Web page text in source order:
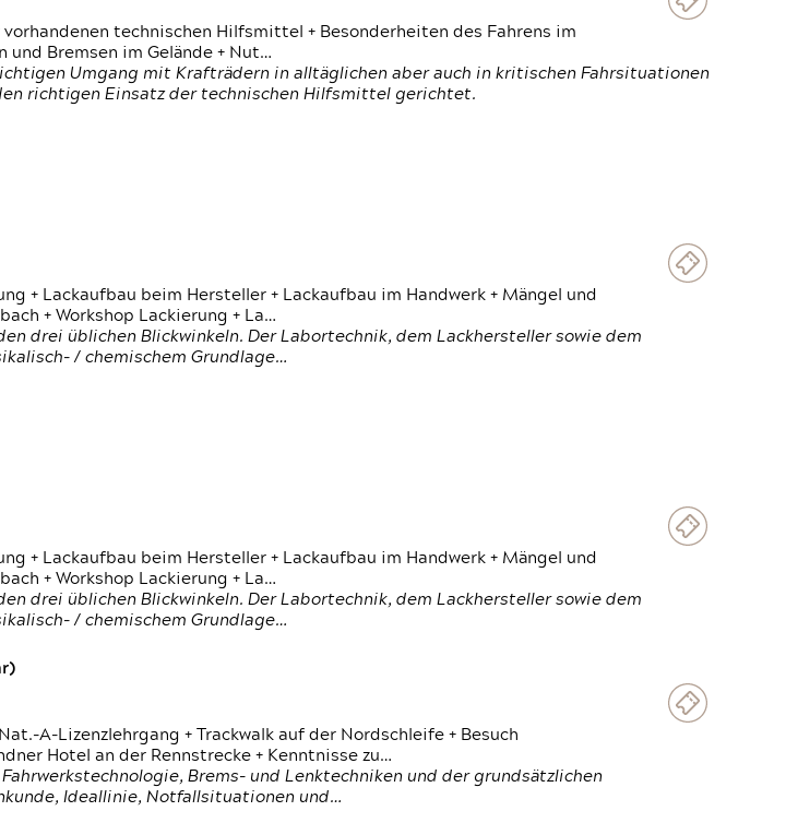
technischen Hilfsmittel + Besonderheiten des Fahrens im
und Bremsen im Gelände + Nut…
Umgang mit Krafträdern in alltäglichen aber auch in kritischen Fahrsituationen
richtigen Einsatz der technischen Hilfsmittel gerichtet.
+ Lackaufbau beim Hersteller + Lackaufbau im Handwerk + Mängel und
+ Workshop Lackierung + La…
drei üblichen Blickwinkeln. Der Labortechnik, dem Lackhersteller sowie dem
/ chemischem Grundlage…
+ Lackaufbau beim Hersteller + Lackaufbau im Handwerk + Mängel und
+ Workshop Lackierung + La…
drei üblichen Blickwinkeln. Der Labortechnik, dem Lackhersteller sowie dem
/ chemischem Grundlage…
A-Lizenzlehrgang + Trackwalk auf der Nordschleife + Besuch
Hotel an der Rennstrecke + Kenntnisse zu…
Brems- und Lenktechniken und der grundsätzlichen
Ideallinie, Notfallsituationen und…